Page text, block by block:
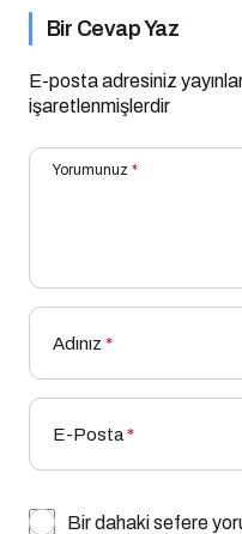
Bir Cevap Yaz
E-posta adresiniz
işaretlenmişlerdir
Yorumunuz *
Adınız *
E-Posta*
Bir dahaki sefere